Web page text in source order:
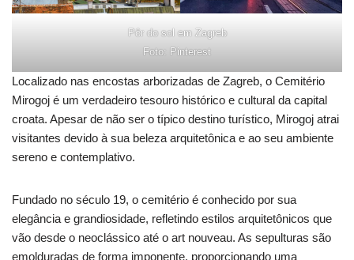
Pôr do sol em Zagreb
Foto: Pinterest
Localizado nas encostas arborizadas de Zagreb, o Cemitério
Mirogoj é um verdadeiro tesouro histórico e cultural da capital
croata. Apesar de não ser o típico destino turístico, Mirogoj atrai
visitantes devido à sua beleza arquitetônica e ao seu ambiente
sereno e contemplativo.
Fundado no século 19, o cemitério é conhecido por sua
elegância e grandiosidade, refletindo estilos arquitetônicos que
vão desde o neoclássico até o art nouveau. As sepulturas são
emolduradas de forma imponente, proporcionando uma